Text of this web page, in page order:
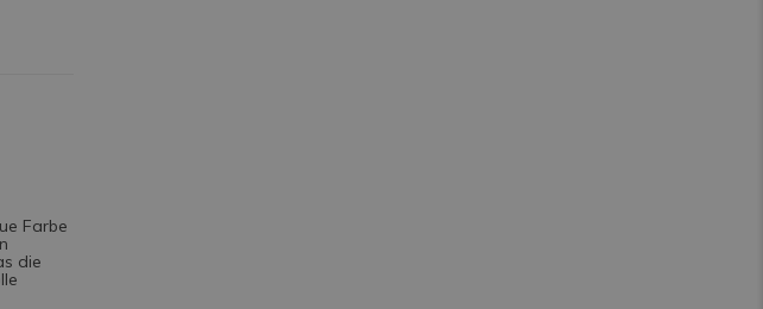
Farbe
die